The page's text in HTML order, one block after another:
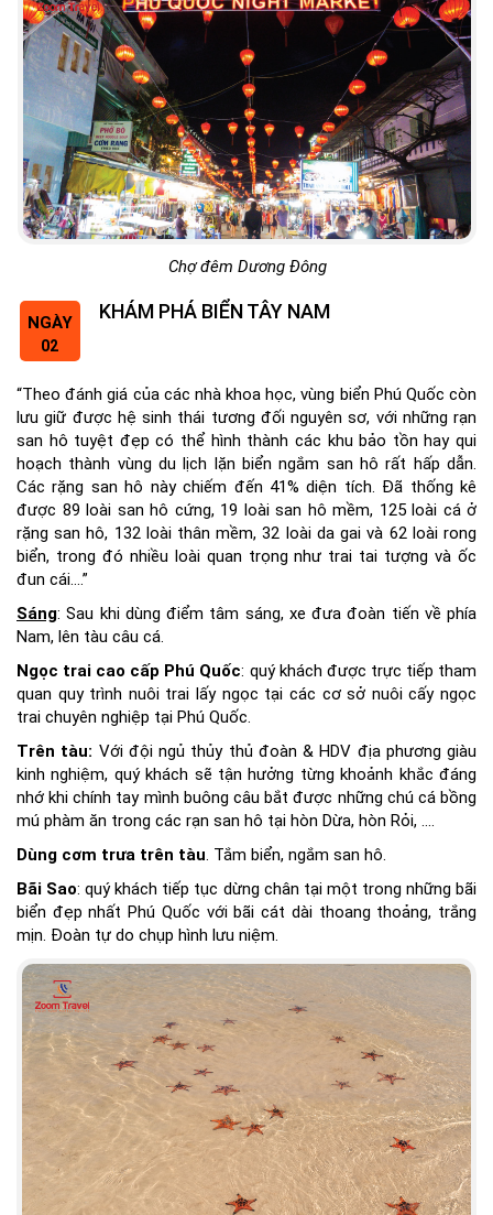
Chợ đêm Dương Đông
NGÀY
02
KHÁM PHÁ BIỂN TÂY NAM
“Theo đánh giá của các nhà khoa học, vùng biển Phú Quốc còn
lưu giữ được hệ sinh thái tương đối nguyên sơ, với những rạn
san hô tuyệt đẹp có thể hình thành các khu bảo tồn hay qui
hoạch thành vùng du lịch lặn biển ngắm san hô rất hấp dẫn.
Các rặng san hô này chiếm đến 41% diện tích. Đã thống kê
được 89 loài san hô cứng, 19 loài san hô mềm, 125 loài cá ở
rặng san hô, 132 loài thân mềm, 32 loài da gai và 62 loài rong
biển, trong đó nhiều loài quan trọng như trai tai tượng vàốc
đun cái….”
Sáng: Sau khi dùng điểm tâm sáng, xe đưa đoàn tiến về phía
Nam, lên tàu câu cá.
Ngọc trai cao cấp Phú Quốc: quý khách được trực tiếp tham
quan quy trình nuôi trai lấy ngọc tại các cơ sở nuôi cấy ngọc
trai chuyên nghiệp tại Phú Quốc.
Trên tàu: Với đội ngủ thủy thủ đoàn & HDV địa phương giàu
kinh nghiệm, quý khách sẽ tận hưởng từng khoảnh khắc đáng
nhớ khi chính tay mình buông câu bắt được những chú cá bồng
mú phàm ăn trong các rạn san hô tại hòn Dừa, hòn Rỏi, ….
Dùng cơm trưa trên tàu. Tắm biển, ngắm san hô.
Bãi Sao: quý khách tiếp tục dừng chân tại một trong những bãi
biển đẹp nhất Phú Quốc với bãi cát dài thoang thoảng, trắng
mịn. Đoàn tự do chụp hình lưu niệm.